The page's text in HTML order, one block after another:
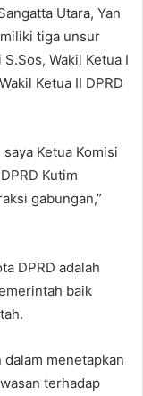
Utara, Yan
tiga unsur
Wakil Ketua I
Ketua II DPRD
Ketua Komisi
Kutim
gabungan,”
DPRD adalah
baik
menetapkan
terhadap